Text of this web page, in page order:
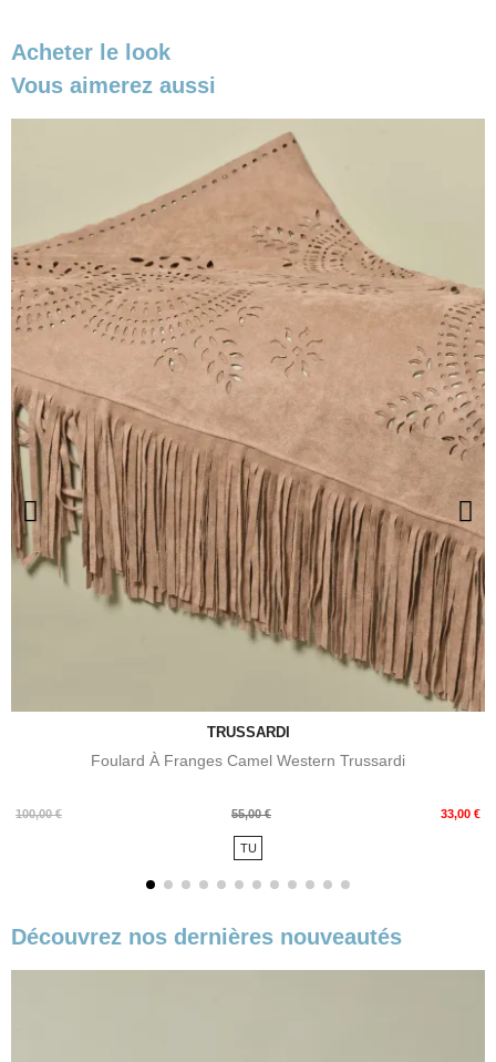
Acheter le look
Vous aimerez aussi
TRUSSARDI
Foulard À Franges Camel Western Trussardi
100,00 €
Prix
55,00 € 33,00 €
Prix
TU
Découvrez nos dernières nouveautés